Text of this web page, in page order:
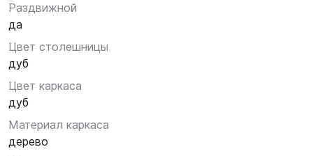
Раздвижной
да
Цвет столешницы
дуб
Цвет каркаса
дуб
Материал каркаса
дерево